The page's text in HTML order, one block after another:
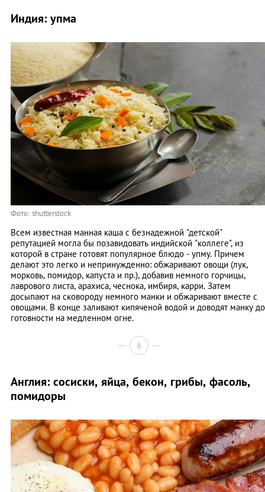
Индия: упма
Фото: shutterstock
Всем известная манная каша с безнадежной "детской"
репутацией могла бы позавидовать индийской "коллеге", из
которой в стране готовят популярное блюдо - упму. Причем
делают это легко и непринужденно: обжаривают овощи (лук,
морковь, помидор, капуста и пр.), добавив немного горчицы,
лаврового листа, арахиса, чеснока, имбиря, карри. Затем
досыпают на сковороду немного манки и обжаривают вместе с
овощами. В конце заливают кипяченой водой и доводят манку до
готовности на медленном огне.
6
Англия: сосиски, яйца, бекон, грибы, фасоль,
помидоры